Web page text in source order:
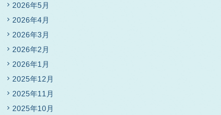
2026年5月
2026年4月
2026年3月
2026年2月
2026年1月
2025年12月
2025年11月
2025年10月